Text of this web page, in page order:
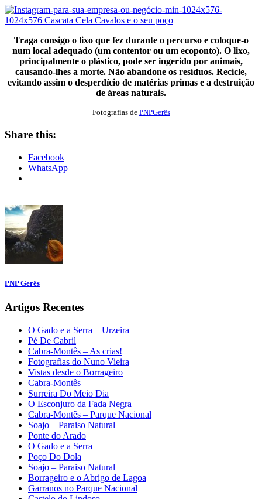
Traga consigo o lixo que fez durante o percurso e coloque-o
num local adequado (um contentor ou um ecoponto). O lixo,
principalmente o plástico, pode ser ingerido por animais,
causando-lhes a morte. Não abandone os resíduos. Recicle,
evitando assim o desperdício de matérias primas e a destruição
de áreas naturais.
Fotografias de PNPGerês
Share this:
Facebook
WhatsApp
PNP Gerês
Artigos Recentes
O Gado e a Serra – Urzeira
Pé De Cabril
Cabra-Montês – As crias!
Fotografias do Nuno Vieira
Vistas desde o Borrageiro
Cabra-Montês
Surreira Do Meio Dia
O Esconjuro da Fada Negra
Cabra-Montês – Parque Nacional
Soajo – Paraiso Natural
Ponte do Arado
O Gado e a Serra
Poço Do Dola
Soajo – Paraiso Natural
Borrageiro e o Abrigo de Lagoa
Garranos no Parque Nacional